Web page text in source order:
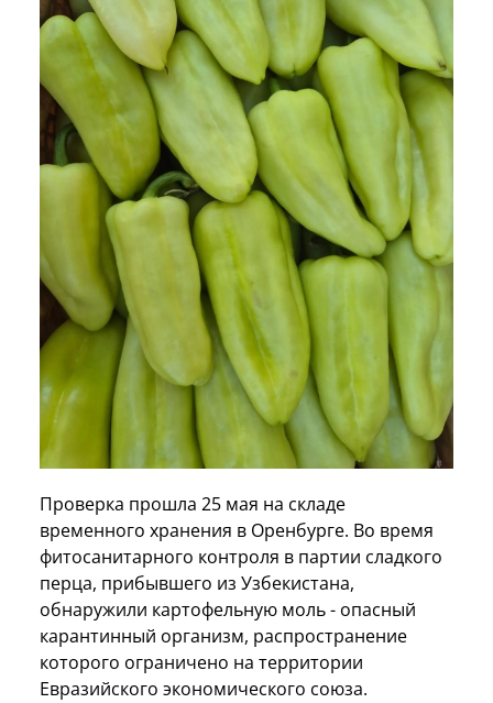
Проверка прошла 25 мая на складе
временного хранения в Оренбурге. Во время
фитосанитарного контроля в партии сладкого
перца, прибывшего из Узбекистана,
обнаружили картофельную моль - опасный
карантинный организм, распространение
которого ограничено на территории
Евразийского экономического союза.